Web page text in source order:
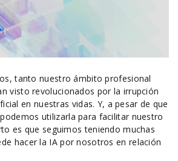
tanto nuestro ámbito profesional
visto revolucionados por la irrupción
en nuestras vidas. Y, a pesar de que
utilizarla para facilitar nuestro
es que seguimos teniendo muchas
hacer la IA por nosotros en relación